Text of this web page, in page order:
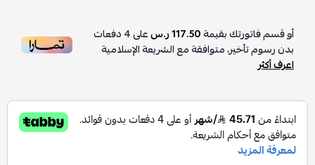
أو قسم فاتورتك بقيمة117.50 ر.س على4دفعات
بدون رسوم تأخير، متوافقة مع الشريعة الإسلامية
اعرف أكثر